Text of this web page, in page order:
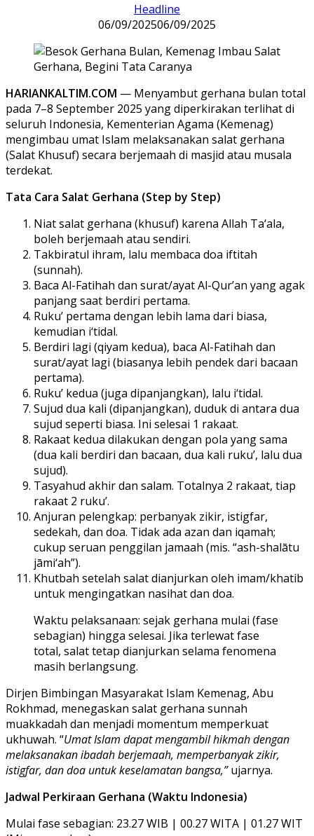
Headline
06/09/202506/09/2025
HARIANKALTIM.COM — Menyambut gerhana bulan total
pada 7–8 September 2025 yang diperkirakan terlihat di
seluruh Indonesia, Kementerian Agama (Kemenag)
mengimbau umat Islam melaksanakan salat gerhana
(Salat Khusuf) secara berjemaah di masjid atau musala
terdekat.
Tata Cara Salat Gerhana (Step by Step)
Niat salat gerhana (khusuf) karena Allah Ta‘ala,
boleh berjemaah atau sendiri.
Takbiratul ihram, lalu membaca doa iftitah
(sunnah).
Baca Al-Fatihah dan surat/ayat Al-Qur’an yang agak
panjang saat berdiri pertama.
Ruku’ pertama dengan lebih lama dari biasa,
kemudian i‘tidal.
Berdiri lagi (qiyam kedua), baca Al-Fatihah dan
surat/ayat lagi (biasanya lebih pendek dari bacaan
pertama).
Ruku’ kedua (juga dipanjangkan), lalu i‘tidal.
Sujud dua kali (dipanjangkan), duduk di antara dua
sujud seperti biasa. Ini selesai 1 rakaat.
Rakaat kedua dilakukan dengan pola yang sama
(dua kali berdiri dan bacaan, dua kali ruku’, lalu dua
sujud).
Tasyahud akhir dan salam. Totalnya 2 rakaat, tiap
rakaat 2 ruku’.
Anjuran pelengkap: perbanyak zikir, istigfar,
sedekah, dan doa. Tidak ada azan dan iqamah;
cukup seruan penggilan jamaah (mis. “ash-shalātu
jāmi‘ah”).
Khutbah setelah salat dianjurkan oleh imam/khatib
untuk mengingatkan nasihat dan doa.
Waktu pelaksanaan: sejak gerhana mulai (fase
sebagian) hingga selesai. Jika terlewat fase
total, salat tetap dianjurkan selama fenomena
masih berlangsung.
Dirjen Bimbingan Masyarakat Islam Kemenag, Abu
Rokhmad, menegaskan salat gerhana sunnah
muakkadah dan menjadi momentum memperkuat
ukhuwah. “Umat Islam dapat mengambil hikmah dengan
melaksanakan ibadah berjemaah, memperbanyak zikir,
istigfar, dan doa untuk keselamatan bangsa,”ujarnya.
Jadwal Perkiraan Gerhana (Waktu Indonesia)
Mulai fase sebagian: 23.27 WIB | 00.27 WITA | 01.27 WIT